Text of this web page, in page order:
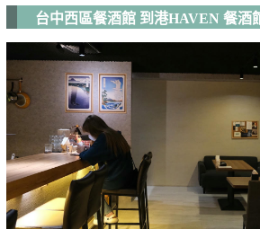
台中西區餐酒館 到港HAVEN 餐酒